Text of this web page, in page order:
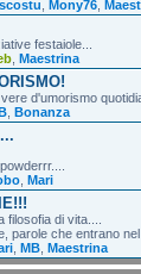
Mony76
festaiole...
Maestrina
d'umorismo
Bonanza
Mari
di vita....
parole che entrano nel
MB Maestrina